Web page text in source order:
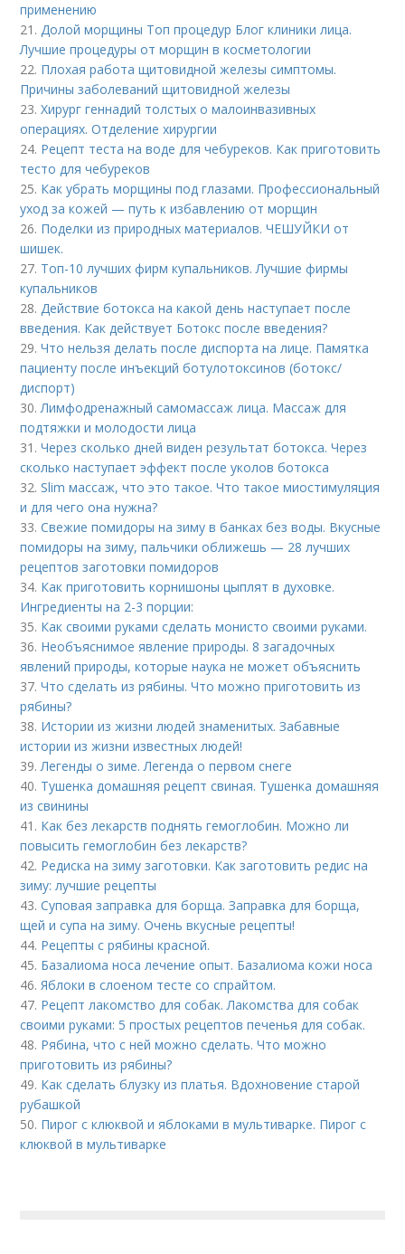
применению
21.Долой морщины Топ процедур Блог клиники лица.
Лучшие процедуры от морщин в косметологии
22. Плохая работа щитовидной железы симптомы.
Причины заболеваний щитовидной железы
23.Хирург геннадий толстых о малоинвазивных
операциях. Отделение хирургии
24. Рецепт теста на воде для чебуреков. Как приготовить
тесто для чебуреков
25. Как убрать морщины под глазами. Профессиональный
уход за кожей — путь к избавлению от морщин
26. Поделки из природных материалов. ЧЕШУЙКИ от
шишек.
27. Топ-10 лучших фирм купальников. Лучшие фирмы
купальников
28.Действие ботокса на какой день наступает после
введения. Как действует Ботокс после введения?
29.Что нельзя делать после диспорта на лице. Памятка
пациенту после инъекций ботулотоксинов (ботокс/
диспорт)
30.Лимфодренажный самомассаж лица. Массаж для
подтяжки и молодости лица
31.Через сколько дней виден результат ботокса. Через
сколько наступает эффект после уколов ботокса
32.Slim массаж, что это такое. Что такое миостимуляция
и для чего она нужна?
33.Свежие помидоры на зиму в банках без воды. Вкусные
помидоры на зиму, пальчики оближешь — 28 лучших
рецептов заготовки помидоров
34. Как приготовить корнишоны цыплят в духовке.
Ингредиенты на 2-3 порции:
35. Как своими руками сделать монисто своими руками.
36. Необъяснимое явление природы. 8 загадочных
явлений природы, которые наука не может объяснить
37.Что сделать из рябины. Что можно приготовить из
рябины?
38. Истории из жизни людей знаменитых. Забавные
истории из жизни известных людей!
39.Легенды о зиме. Легенда о первом снеге
40. Тушенка домашняя рецепт свиная. Тушенка домашняя
из свинины
41. Как без лекарств поднять гемоглобин. Можно ли
повысить гемоглобин без лекарств?
42. Редиска на зиму заготовки. Как заготовить редис на
зиму: лучшие рецепты
43.Суповая заправка для борща. Заправка для борща,
щей и супа на зиму. Очень вкусные рецепты!
44. Рецепты с рябины красной.
45. Базалиома носа лечение опыт. Базалиома кожи носа
46.Яблоки в слоеном тесте со спрайтом.
47. Рецепт лакомство для собак. Лакомства для собак
своими руками: 5 простых рецептов печенья для собак.
48. Рябина, что с ней можно сделать. Что можно
приготовить из рябины?
49. Как сделать блузку из платья. Вдохновение старой
рубашкой
50. Пирог с клюквой и яблоками в мультиварке. Пирог с
клюквой в мультиварке